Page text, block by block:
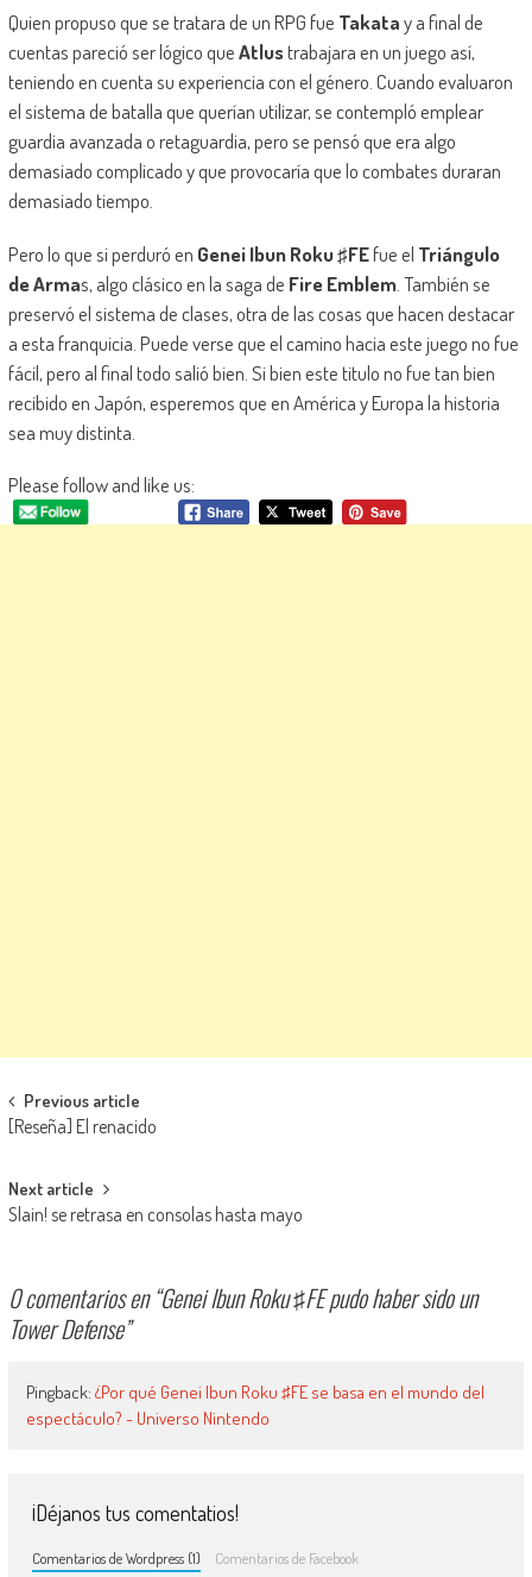
Quien propuso que se tratara de un RPG fue Takatay a final de
cuentas pareció ser lógico queAtlustrabajara en un juego así,
teniendo en cuenta su experiencia con el género. Cuando evaluaron
el sistema de batalla que querían utilizar, se contempló emplear
guardia avanzada o retaguardia, pero se pensó que era algo
demasiado complicado y que provocaría que lo combates duraran
demasiado tiempo.
Pero lo que si perduró en Genei Ibun Roku ♯FEfue el Triángulo
de Armas, algo clásico en la saga de Fire Emblem. También se
preservó el sistema de clases, otra de las cosas que hacen destacar
a esta franquicia. Puede verse que el camino hacia este juego no fue
fácil, pero al final todo salió bien. Si bien este titulo no fue tan bien
recibido en Japón, esperemos que en América y Europa la historia
sea muy distinta.
Please follow and like us:
Navegación de entradas
Previous article
[Reseña] El renacido
Next article
Slain! se retrasa en consolas hasta mayo
0 comentarios en “Genei Ibun Roku ♯FE pudo haber sido un
Tower Defense”
Pingback: ¿Por qué Genei Ibun Roku ♯FE se basa en el mundo del
espectáculo? - Universo Nintendo
¡Déjanos tus comentatios!
Comentarios de Wordpress (1) Comentarios de Facebook